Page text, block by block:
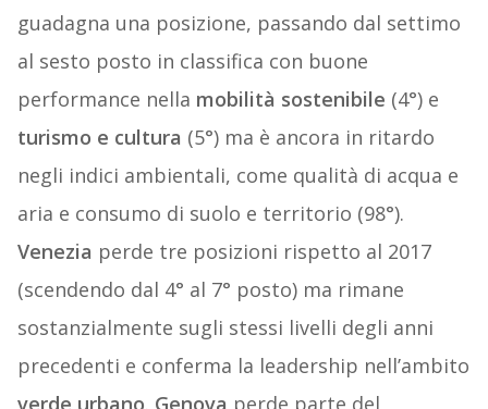
guadagna una posizione, passando dal settimo
al sesto posto in classifica con buone
performance nella mobilità sostenibile (4°) e
turismo e cultura (5°) ma è ancora in ritardo
negli indici ambientali, come qualità di acqua e
aria e consumo di suolo e territorio (98°).
Venezia perde tre posizioni rispetto al 2017
(scendendo dal 4° al 7° posto) ma rimane
sostanzialmente sugli stessi livelli degli anni
precedenti e conferma la leadership nell’ambito
verde urbano. Genova perde parte del